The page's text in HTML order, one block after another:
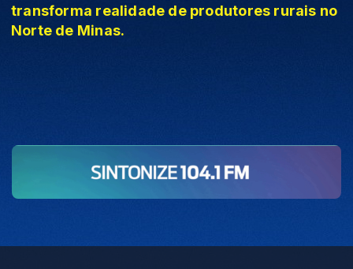
transforma realidade de produtores rurais no
Norte de Minas.